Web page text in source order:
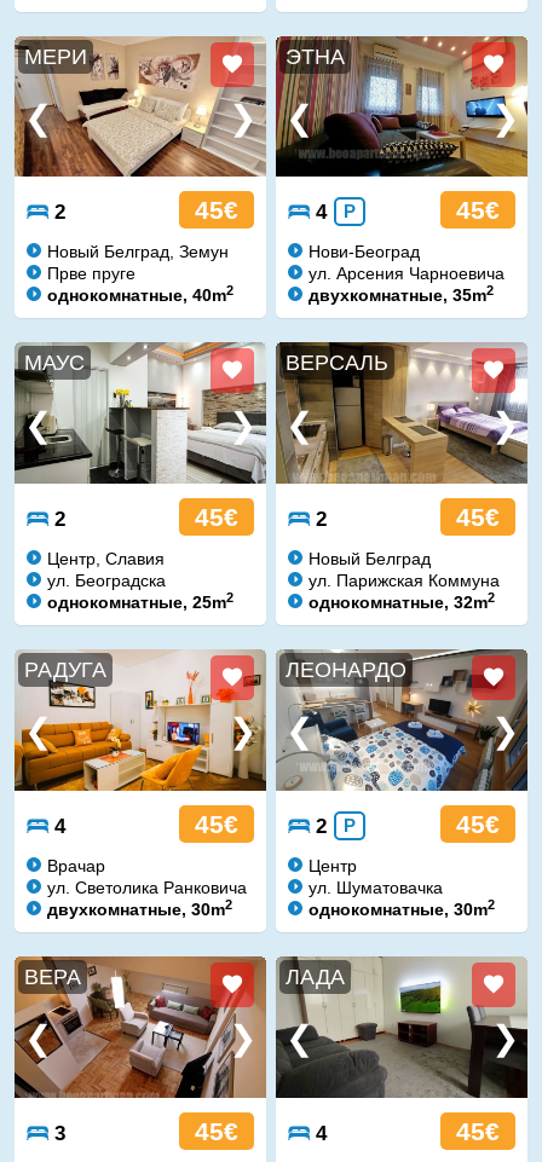
МЕРИ
2 45€
Новый Белград, Земун
Прве пруге
однокомнатные, 40m2
ЭТНА
4 P 45€
Нови-Београд
ул. Арсения Чарноевича
двухкомнатные, 35m2
МАУС
2 45€
Центр, Славия
ул. Београдска
однокомнатные, 25m2
ВЕРСАЛЬ
2 45€
Новый Белград
ул. Парижская Коммуна
однокомнатные, 32m2
РАДУГА
4 45€
Врачар
ул. Светолика Ранковича
двухкомнатные, 30m2
ЛЕОНАРДО
2 P 45€
Центр
ул. Шуматовачка
однокомнатные, 30m2
ВЕРА
3 45€
ЛАДА
4 45€